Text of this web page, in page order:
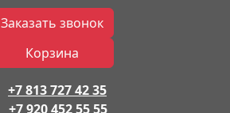
Заказать звонок
Корзина
+7 813 727 42 35
+7 920 452 55 55